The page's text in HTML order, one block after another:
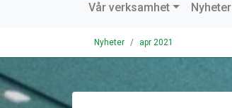
Vår verksamhet Nyheter
Nyheter apr 2021